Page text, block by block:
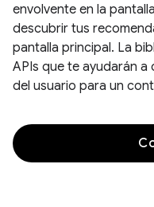
envolvente en la
descubrir tus
pantalla principal. La
APIs que te ayudarán a
del usuario para un